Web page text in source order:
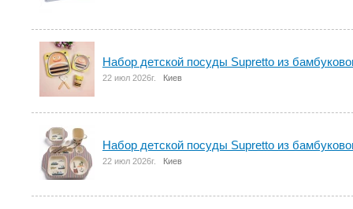
Набор детской посуды Supretto из
22 июл 2026г. Киев
Набор детской посуды Supretto из
22 июл 2026г. Киев